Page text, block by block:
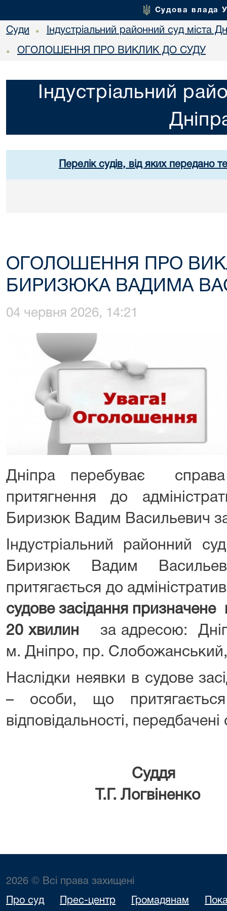
Судова влада
Суди • Індустріальний районний суд міста
• ОГОЛОШЕННЯ ПРО ВИКЛИК ДО СУДУ
Індустріальний
Перелік судів, від яких передано
ОГОЛОШЕННЯ ПРО
БИРИЗЮКА ВАДИМА
04 червня 2026, 14:21
Дніпра перебуває
притягнення до
Биризюк Вадим Васильевич
Індустріальний районний
Биризюк Вадим
притягається до
судове засідання призначене
20 хвилин
за адресою:
м. Дніпро, пр.
Наслідки неявки в судове
– особи, що притягається
відповідальності,
Т.Г. Логвіненко
2026 © Всі права захищені
Про суд Прес-центр Громадянам